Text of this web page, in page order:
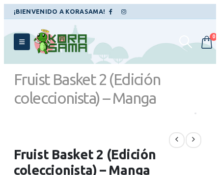
¡BIENVENIDO A KORASAMA!
0
Fruist Basket 2 (Edición
coleccionista) – Manga
SHOJO
Fruist Basket 2 (Edición
coleccionista) – Manga